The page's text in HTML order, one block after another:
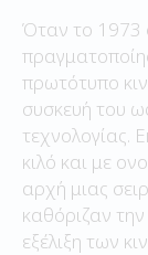
Όταν το 1973
πρωτότυπο
συσκευή του
τεχνολογίας.
κιλό και με
αρχή μιας
καθόριζαν
εξέλιξη των